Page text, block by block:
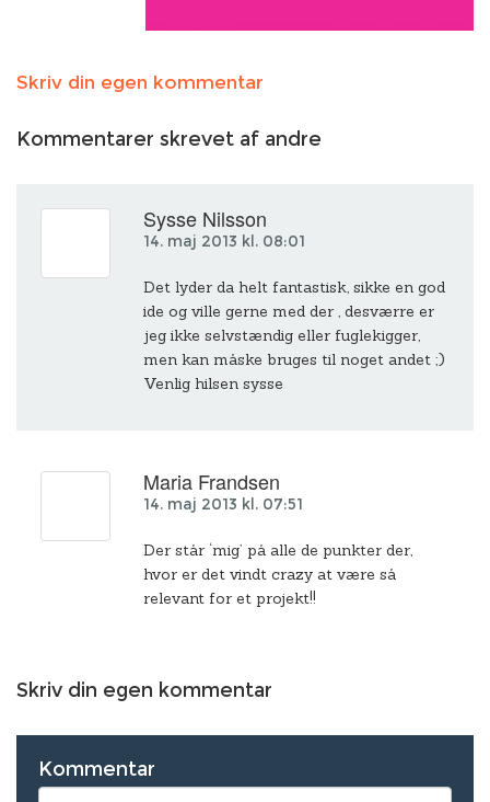
Skriv din egen kommentar
Kommentarer skrevet af andre
Sysse Nilsson
14. maj 2013 kl. 08:01
Det lyder da helt fantastisk, sikke en god
ide og ville gerne med der , desværre er
jeg ikke selvstændig eller fuglekigger,
men kan måske bruges til noget andet ;)
Venlig hilsen sysse
Maria Frandsen
14. maj 2013 kl. 07:51
Der står ‘mig’ på alle de punkter der,
hvor er det vindt crazy at være så
relevant for et projekt!!
Skriv din egen kommentar
Kommentar